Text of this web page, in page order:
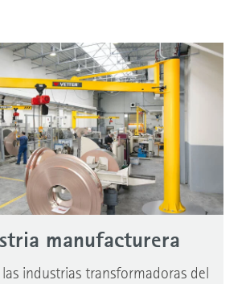
manufacturera
las industrias transformadoras del